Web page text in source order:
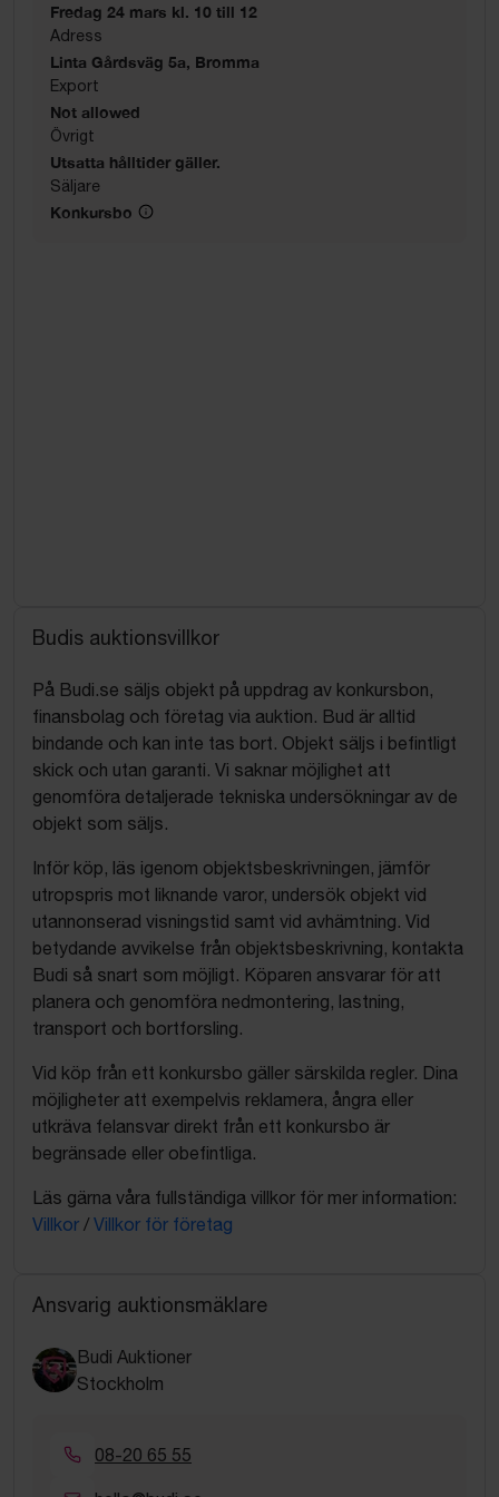
Fredag 24 mars kl. 10 till 12
Adress
Linta Gårdsväg 5a, Bromma
Export
Not allowed
Övrigt
Utsatta hålltider gäller.
Säljare
Konkursbo
Budis auktionsvillkor
På Budi.se säljs objekt på uppdrag av konkursbon,
finansbolag och företag via auktion. Bud är alltid
bindande och kan inte tas bort. Objekt säljs i befintligt
skick och utan garanti. Vi saknar möjlighet att
genomföra detaljerade tekniska undersökningar av de
objekt som säljs.
Inför köp, läs igenom objektsbeskrivningen, jämför
utropspris mot liknande varor, undersök objekt vid
utannonserad visningstid samt vid avhämtning. Vid
betydande avvikelse från objektsbeskrivning, kontakta
Budi så snart som möjligt. Köparen ansvarar för att
planera och genomföra nedmontering, lastning,
transport och bortforsling.
Vid köp från ett konkursbo gäller särskilda regler. Dina
möjligheter att exempelvis reklamera, ångra eller
utkräva felansvar direkt från ett konkursbo är
begränsade eller obefintliga.
Läs gärna våra fullständiga villkor för mer information:
Villkor / Villkor för företag
Ansvarig auktionsmäklare
Budi Auktioner
Stockholm
08-20 65 55